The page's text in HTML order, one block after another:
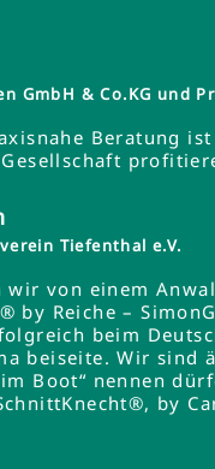
GmbH & Co.KG und
Beratung
Tiefenthal e.V.
wir von einem
by Reiche –
beim
beiseite. Wir
Boot“ nennen
by